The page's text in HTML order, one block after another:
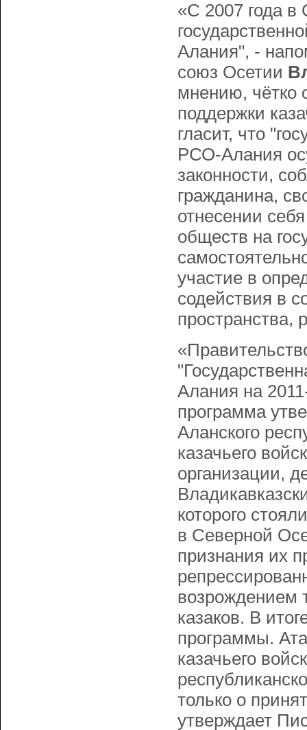
«С 2007 года в
Алания", -
союз Осетии
мнению, чётко
поддержки
гласит, что
РСО-Алания
законности,
гражданина,
отнесении
обществ на
участие в
содействия в
пространства,
Алания на
программа
Аланского
казачьего
организации,
которого
в Северной
признания их
возрождением
казаков. В
программы.
казачьего
только о
утверждает